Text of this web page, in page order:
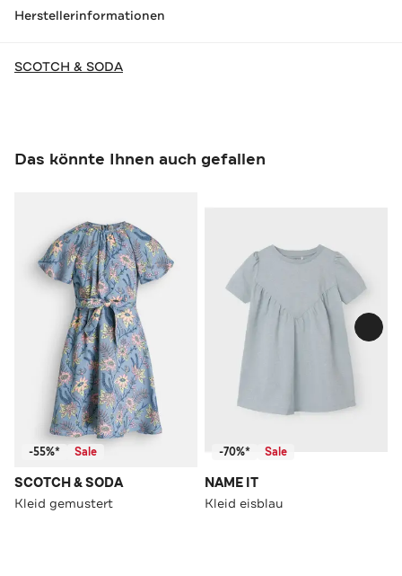
Herstellerinformationen
SCOTCH & SODA
Das könnte Ihnen auch gefallen
-55%* Sale
SCOTCH & SODA
Kleid gemustert
-70%* Sale
NAME IT
Kleid eisblau